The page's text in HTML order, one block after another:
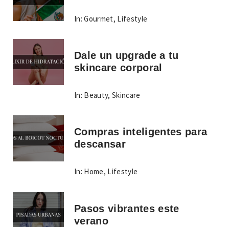
In: Gourmet, Lifestyle
Dale un upgrade a tu
skincare corporal
In: Beauty,Skincare
Compras inteligentes para
descansar
In: Home, Lifestyle
Pasos vibrantes este
verano